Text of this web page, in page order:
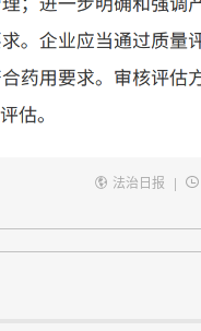
法治日报 |